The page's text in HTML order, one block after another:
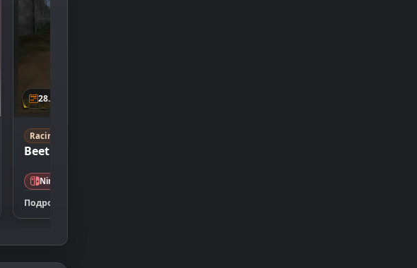
28.02.1999
Racing
Beetle Adventure Racing
Nintendo
Подробнее